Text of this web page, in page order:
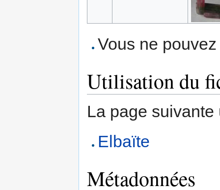
Vous ne
Utilisation du
La page
Elbaïte
Métadonnées